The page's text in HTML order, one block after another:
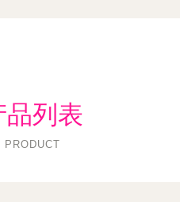
品列表
PRODUCT